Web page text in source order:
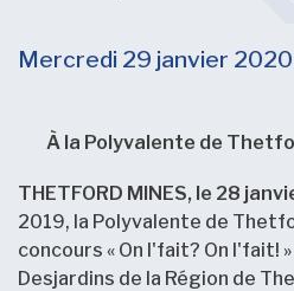
Mercredi 29 janvier 2020
À la Polyvalente de
THETFORD MINES, le 28
2019, la Polyvalente de
concours « On l'fait? On l'fait!
Desjardins de la Région de